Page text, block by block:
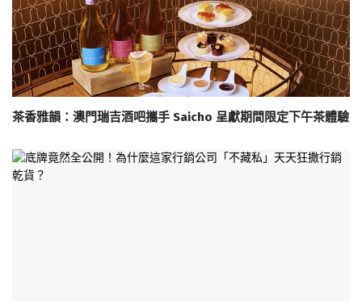
茶香雅韻：澳門瑞吉酒吧攜手 Saicho 呈獻期間限定下午茶體驗